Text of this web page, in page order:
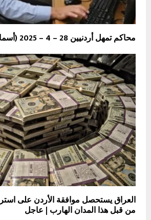
محاكم تمهل أردنيين 28 – 4 – 2025 (أسماء)
العراق يستحصل موافقة الأردن على
من قبل هذا المدان الهارب | عاجل